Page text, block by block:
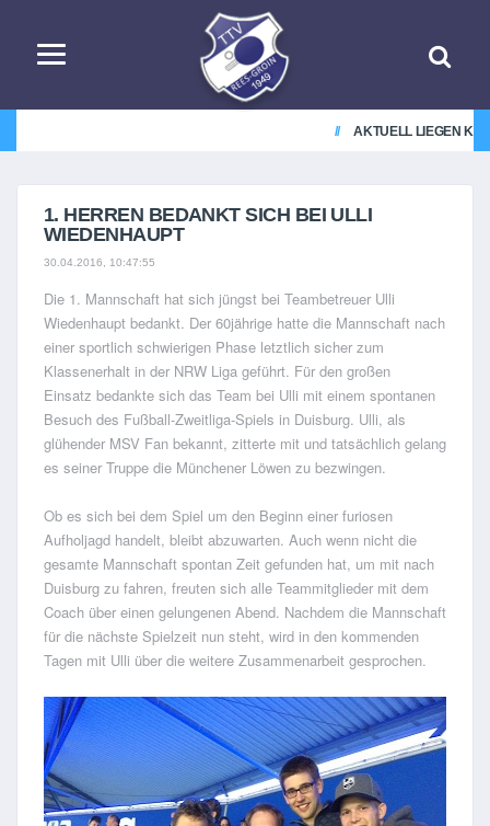
AKTUELL LIEGEN
1. HERREN BEDANKT SICH BEI ULLI
WIEDENHAUPT
30.04.2016, 10:47:55
Die 1. Mannschaft hat sich jüngst bei Teambetreuer Ulli
Wiedenhaupt bedankt. Der 60jährige hatte die Mannschaft nach
einer sportlich schwierigen Phase letztlich sicher zum
Klassenerhalt in der NRW Liga geführt. Für den großen
Einsatz bedankte sich das Team bei Ulli mit einem spontanen
Besuch des Fußball-Zweitliga-Spiels in Duisburg. Ulli, als
glühender MSV Fan bekannt, zitterte mit und tatsächlich gelang
es seiner Truppe die Münchener Löwen zu bezwingen.
Ob es sich bei dem Spiel um den Beginn einer furiosen
Aufholjagd handelt, bleibt abzuwarten. Auch wenn nicht die
gesamte Mannschaft spontan Zeit gefunden hat, um mit nach
Duisburg zu fahren, freuten sich alle Teammitglieder mit dem
Coach über einen gelungenen Abend. Nachdem die Mannschaft
für die nächste Spielzeit nun steht, wird in den kommenden
Tagen mit Ulli über die weitere Zusammenarbeit gesprochen.